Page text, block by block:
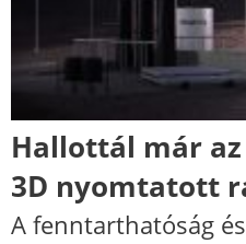
Hallottál már
3D nyomtatott
A fenntarthatóság